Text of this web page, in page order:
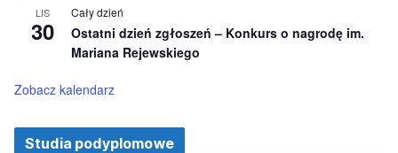
o
n
e
LIS
30
Cały dzień
Ostatni dzień zgłoszeń – Konkurs o nagrodę im.
Mariana Rejewskiego
Zobacz kalendarz
Studia podyplomowe